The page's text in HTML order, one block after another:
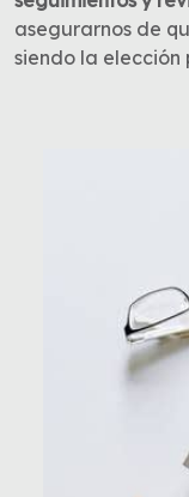
asegurarnos de
siendo la elección